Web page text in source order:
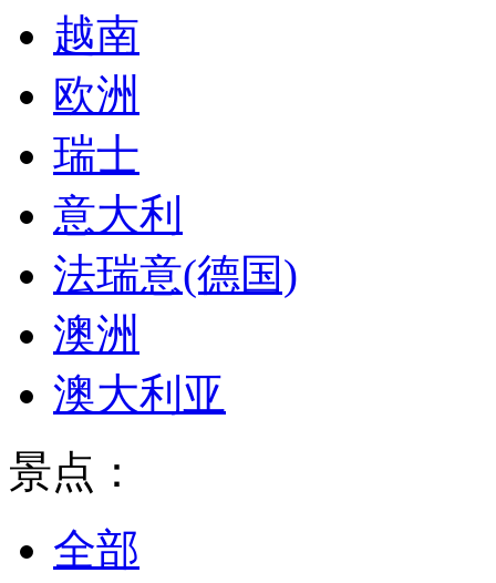
越南
欧洲
瑞士
意大利
法瑞意(德国)
澳洲
澳大利亚
景点：
全部